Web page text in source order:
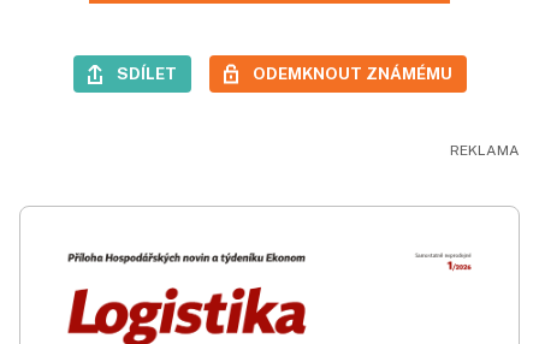
SDÍLET ODEMKNOUT ZNÁMÉMU